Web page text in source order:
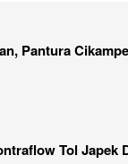
Pantura
Tol Japek